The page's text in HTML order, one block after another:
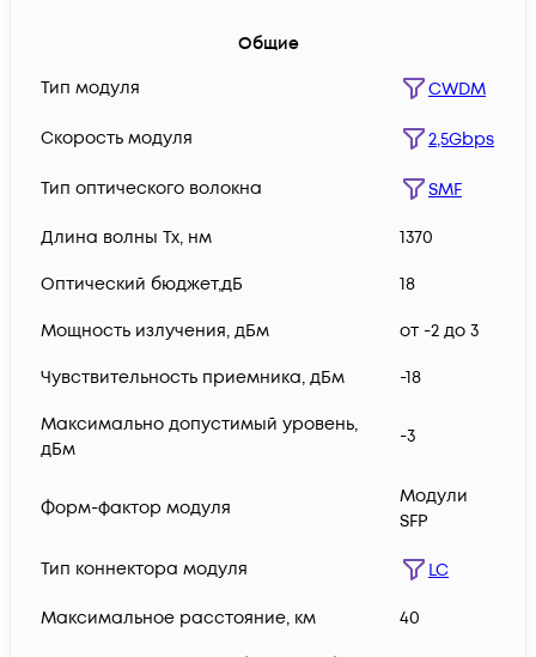
Общие
Тип модуля
CWDM
Скорость модуля 2,5Gbps
Тип оптического волокна SMF
Длина волны Tx, нм 1370
Оптический бюджет,дБ 18
Мощность излучения, дБм от -2 до 3
Чувствительность приемника, дБм -18
Максимально допустимый уровень,
дБм
-3
Форм-фактор модуля
Модули
SFP
Тип коннектора модуля LC
Максимальное расстояние, км 40